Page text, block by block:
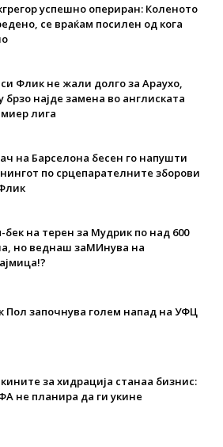
успешно опериран: Коленото
се враќам посилен од кога
Флик не жали долго за Араухо,
брзо најде замена во англиската
лига
на Барселона бесен го напушти
по срцепарателните зборови
бек на терен за Мудрик по над 600
но веднаш заМИнува на
Пол започнува голем напад на УФЦ
за хидрација станаа бизнис:
не планира да ги укине